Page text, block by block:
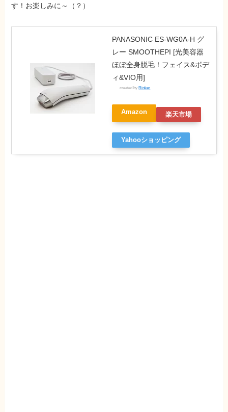
す！お楽しみに～（？）
PANASONIC ES-WG0A-H グ
レー SMOOTHEPI [光美容器
ほぼ全身脱毛！フェイス&ボデ
ィ&VIO用]
created byRinker
Amazon 楽天市場
Yahooショッピング